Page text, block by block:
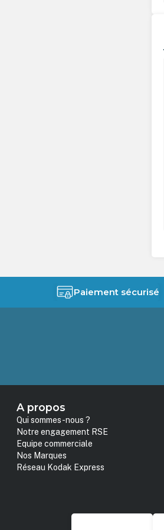
Paiement sécurisé
A propos
Qui sommes-nous ?
Notre engagement RSE
Equipe commerciale
Nos Marques
Réseau Kodak Express